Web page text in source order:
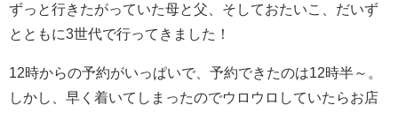
ずっと行きたがっていた母と父、そしておたいこ、だいず
とともに3世代で行ってきました！
12時からの予約がいっぱいで、予約できたのは12時半～。
しかし、早く着いてしまったのでウロウロしていたらお店